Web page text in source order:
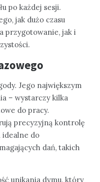
po każdej sesji.
jak dużo czasu
przygotowanie, jak i
Jego największym
– wystarczy kilka
do pracy.
precyzyjną kontrolę
idealne do
dań, takich
unikania dymu, który